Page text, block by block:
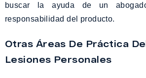
buscar la ayuda de un
responsabilidad del producto.
Otras Áreas De Práctica
Lesiones Personales